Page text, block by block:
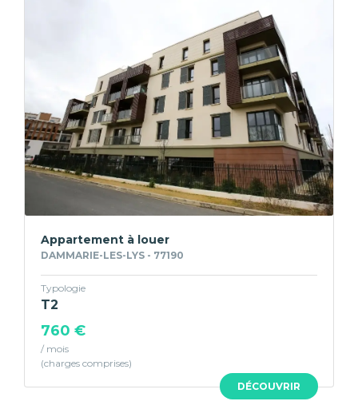
DÉCOUVRIR
Appartement à louer
DAMMARIE-LES-LYS - 77190
Typologie
T2
760 €
/ mois